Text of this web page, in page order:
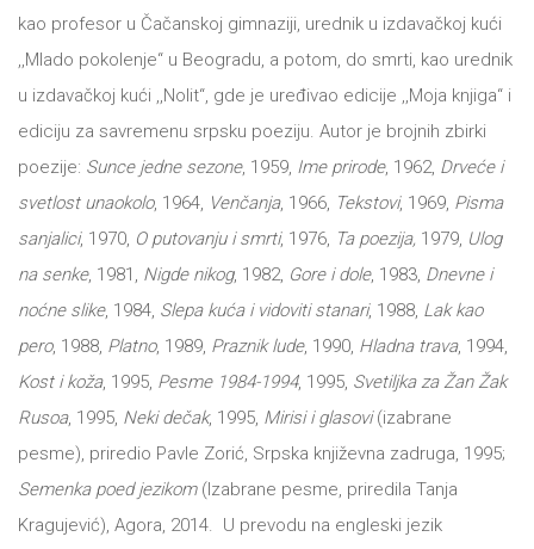
Star
tt
Buka&Bes
NORD
Sredozemlje
Papirna
pozornica
A5
Hommage
12/19
NOVOSTI
GIFT
SHOP
kao profesor u Čačanskoj gimnaziji, urednik u izdavačkoj kući
,,Mlado pokolenje“ u Beogradu, a potom, do smrti, kao urednik
u izdavačkoj kući ,,Nolit“, gde je uređivao edicije ,,Moja knjiga“ i
ediciju za savremenu srpsku poeziju. Autor je brojnih zbirki
poezije: Sunce jedne sezone, 1959, Ime prirode, 1962, Drveće i
svetlost unaokolo, 1964, Venčanja, 1966, Tekstovi, 1969, Pisma
sanjalici, 1970, O putovanju i smrti, 1976, Ta poezija, 1979, Ulog
na senke, 1981, Nigde nikog, 1982, Gore i dole, 1983, Dnevne i
noćne slike, 1984, Slepa kuća i vidoviti stanari, 1988, Lak kao
pero, 1988, Platno, 1989, Praznik lude, 1990, Hladna trava, 1994,
Kost i koža, 1995, Pesme 1984-1994, 1995, Svetiljka za Žan Žak
Rusoa, 1995, Neki dečak, 1995, Mirisi i glasovi(izabrane
pesme), priredio Pavle Zorić, Srpska književna zadruga, 1995;
Semenka poed jezikom(Izabrane pesme, priredila Tanja
Kragujević), Agora, 2014. U prevodu na engleski jezik